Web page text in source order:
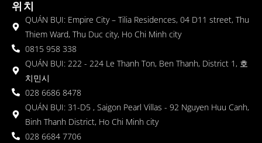
위치
QUÁN BỤI: Empire City – Tilia Residences, 04 D11 street, Thu
Thiem Ward, Thu Duc city, Ho Chi Minh city
0815 958 338
QUÁN BỤI: 222 - 224 Le Thanh Ton, Ben Thanh, District 1, 호
치민시
028 6686 8478
QUÁN BỤI: 31-D5 , Saigon Pearl Villas - 92 Nguyen Huu Canh,
Binh Thanh District, Ho Chi Minh city
028 6684 7706